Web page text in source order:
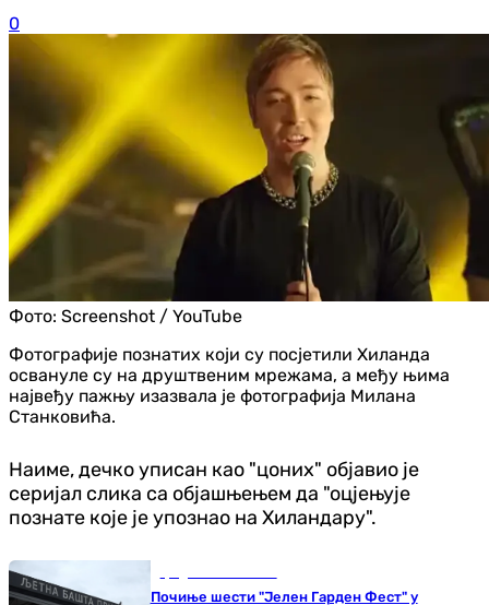
0
Фото: Screenshot / YouTube
Фотографије познатих који су посјетили Хиланда
освануле су на друштвеним мрежама, а међу њима
највеђу пажњу изазвала је фотографија Милана
Станковића.
Наиме, дечко уписан као "цониx" објавио је
серијал слика са објашњењем да "оцјењује
познате које је упознао на Хиландару".
Почиње шести "Јелен Гарден Фест" у